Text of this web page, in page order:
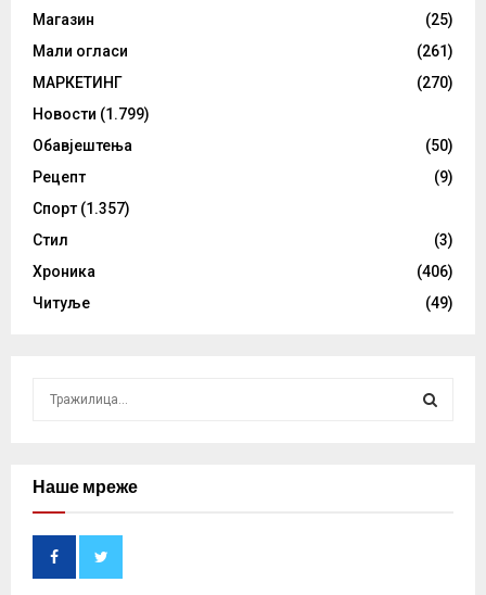
Магазин
(25)
Мали огласи
(261)
МАРКЕТИНГ
(270)
Новости (1.799)
Обавјештења
(50)
Рецепт
(9)
Спорт (1.357)
Стил
(3)
Хроника
(406)
Читуље
(49)
cНаше мреже